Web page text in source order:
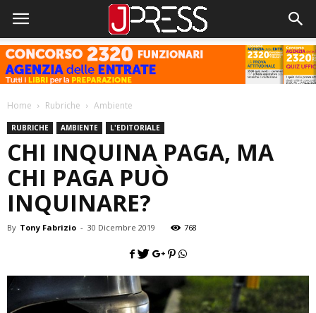
Home Rubriche Ambiente
RUBRICHE AMBIENTE L'EDITORIALE
CHI INQUINA PAGA, MA
CHI PAGA PUÒ
INQUINARE?
By Tony Fabrizio - 30 Dicembre 2019 768